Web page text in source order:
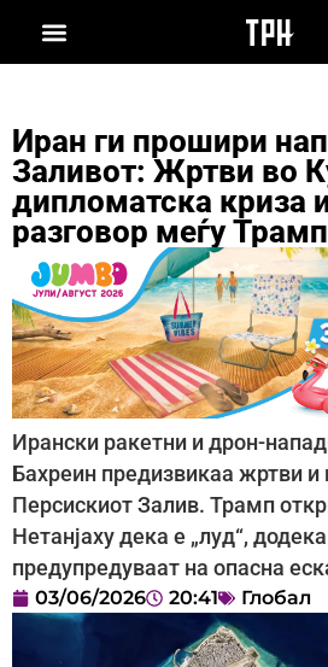
Иран ги прошири
Заливот: Жртви во
дипломатска криза
разговор меѓу
Ирански ракетни и дрон-
Бахреин предизвикаа жртви и
Персискиот Залив. Трамп
Нетанјаху дека е „луд“,
предупредуваат на опасна
03/06/2026 20:41 Глобал